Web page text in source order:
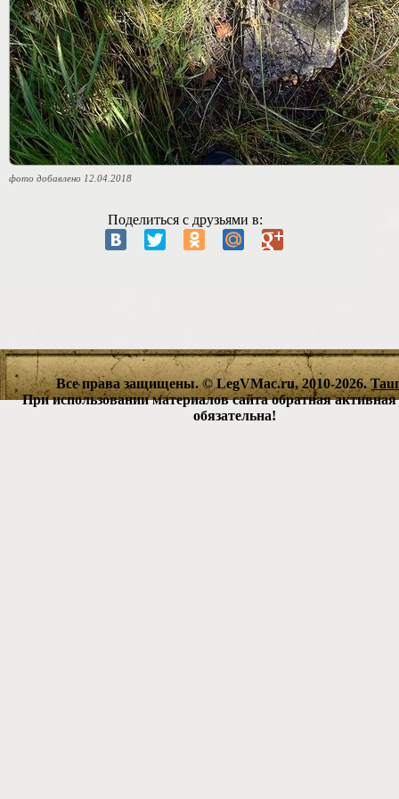
фото добавлено 12.04.2018
Поделиться с друзьями в:
Все права защищены. © LegVMac.ru, 2010-2026.
При использовании материалов сайта обратная
обязательна!